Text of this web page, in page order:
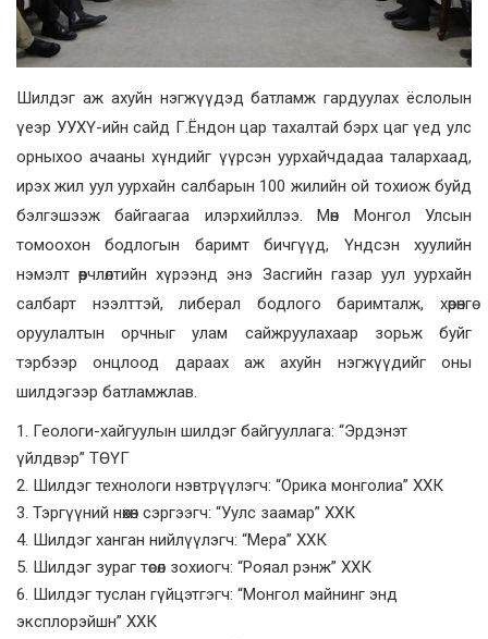
Шилдэг аж ахуйн нэгжүүдэд батламж гардуулах ёслолын
үеэр УУХҮ-ийн сайд Г.Ёндон цар тахалтай бэрх цаг үед улс
орныхоо ачааны хүндийг үүрсэн уурхайчдадаа талархаад,
ирэх жил уул уурхайн салбарын 100 жилийн ой тохиож буйд
бэлгэшээж байгаагаа илэрхийллээ. Мөн Монгол Улсын
томоохон бодлогын баримт бичгүүд, Үндсэн хуулийн
нэмэлт өөрчлөлтийн хүрээнд энэ Засгийн газар уул уурхайн
салбарт нээлттэй, либерал бодлого баримталж, хөрөнгө
оруулалтын орчныг улам сайжруулахаар зорьж буйг
тэрбээр онцлоод дараах аж ахуйн нэгжүүдийг оны
шилдэгээр батламжлав.
1. Геологи-хайгуулын шилдэг байгууллага: “Эрдэнэт
үйлдвэр” ТӨҮГ
2. Шилдэг технологи нэвтрүүлэгч: “Орика монголиа” ХХК
3. Тэргүүний нөхөн сэргээгч: “Уулс заамар” ХХК
4. Шилдэг ханган нийлүүлэгч: “Мера” ХХК
5. Шилдэг зураг төсөл зохиогч: “Рояал рэнж” ХХК
6. Шилдэг туслан гүйцэтгэгч: “Монгол майнинг энд
эксплорэйшн” ХХК